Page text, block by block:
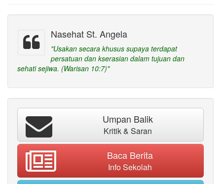
Nasehat St. Angela
"Usakan secara khusus supaya terdapat
persatuan dan kserasian dalam tujuan dan
sehati sejiwa. (Warisan 10:7)"
Umpan Balik
Kritik & Saran
Baca Berita
Info Sekolah